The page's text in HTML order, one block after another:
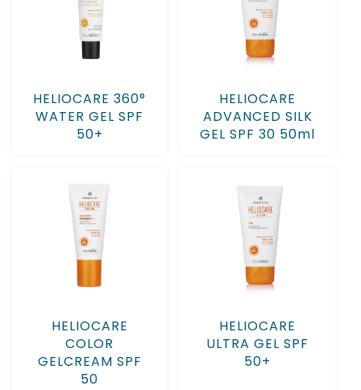
HELIOCARE 360°
WATER GEL SPF
50+
HELIOCARE
ADVANCED SILK
GEL SPF 30 50ml
HELIOCARE
COLOR
GELCREAM SPF
50
HELIOCARE
ULTRA GEL SPF
50+